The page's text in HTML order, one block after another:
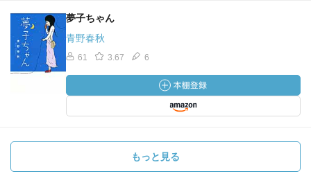
夢子ちゃん
青野春秋
61 3.67 6
もっと見る